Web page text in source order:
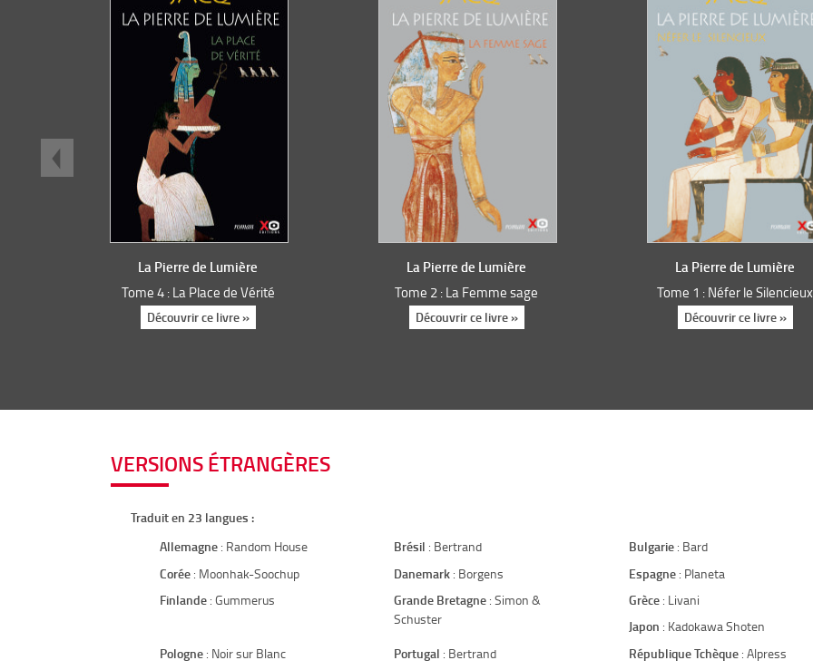
La Pierre de Lumière
Tome 4 : La Place de Vérité
Découvrir ce livre »
La Pierre de Lumière
Tome 2 : La Femme sage
Découvrir ce livre »
La Pierre de Lumière
Tome 1 : Néfer le Silencieux
Découvrir ce livre »
VERSIONS ÉTRANGÈRES
Traduit en 23 langues :
Allemagne: Random House Brésil : Bertrand Bulgarie: Bard
Corée: Moonhak-Soochup Danemark : Borgens Espagne: Planeta
Finlande: Gummerus Grande Bretagne : Simon &
Schuster
Grèce: Livani
Japon : Kadokawa Shoten
Pologne: Noir sur Blanc Portugal : Bertrand République Tchèque: Alpress